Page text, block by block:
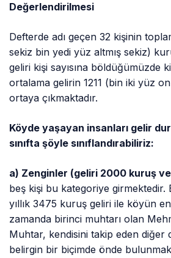
Değerlendirilmesi
Defterde adı geçen 32 kişinin
sekiz bin yedi yüz altmış sekiz)
geliri kişi sayısına böldüğümüzde
ortalama gelirin 1211 (bin iki yüz
ortaya çıkmaktadır.
Köyde yaşayan insanları gelir
sınıfta şöyle sınıflandırabiliriz:
a) Zenginler (geliri 2000 kuruş
beş kişi bu kategoriye girmektedir.
yıllık 3475 kuruş geliri ile köyün
zamanda birinci muhtarı olan
Muhtar, kendisini takip eden diğer
belirgin bir biçimde önde